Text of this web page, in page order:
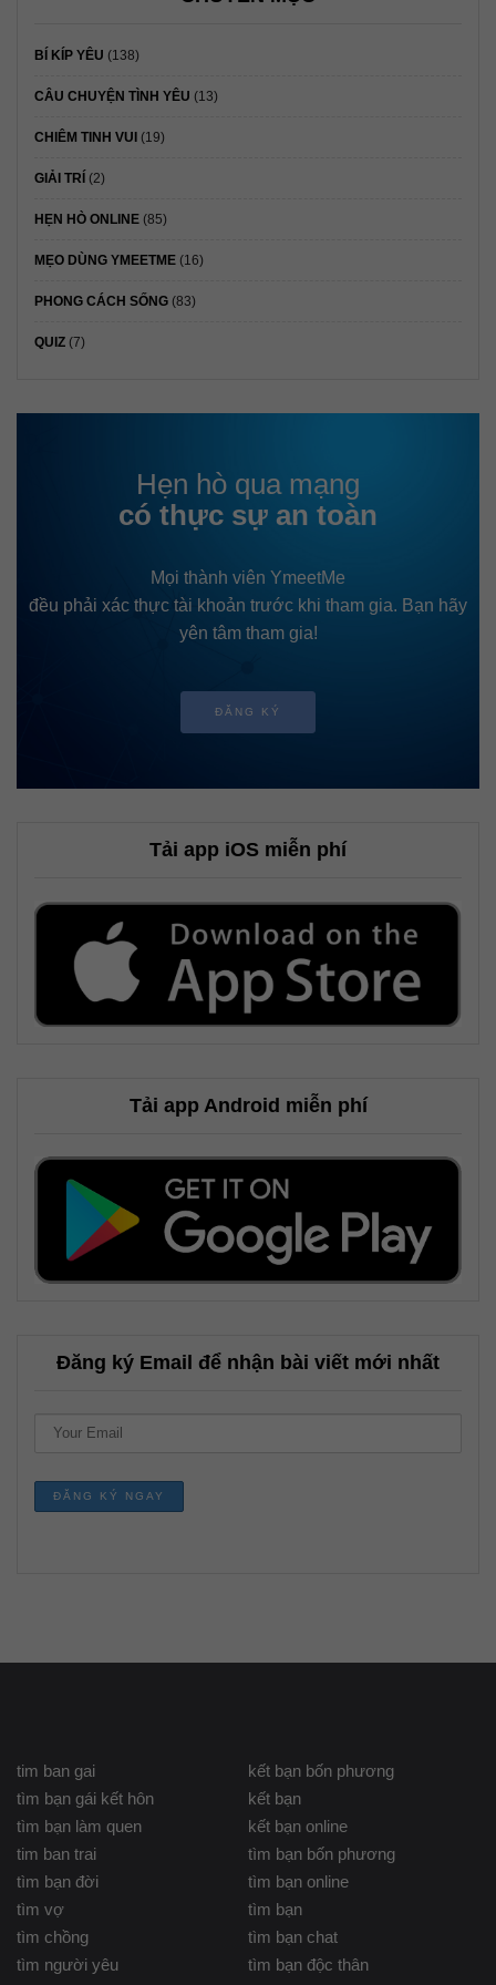
BÍ KÍP YÊU (138)
CÂU CHUYỆN TÌNH YÊU (13)
CHIÊM TINH VUI (19)
GIẢI TRÍ (2)
HẸN HÒ ONLINE (85)
MẸO DÙNG YMEETME (16)
PHONG CÁCH SỐNG (83)
QUIZ (7)
Hẹn hò qua mạng
có thực sự an toàn
Mọi thành viên YmeetMe
đều phải xác thực tài khoản trước khi tham gia. Bạn hãy
yên tâm tham gia!
ĐĂNG KÝ
Tải app iOS miễn phí
Tải app Android miễn phí
Đăng ký Email để nhận bài viết mới nhất
tim ban gai
tìm bạn gái kết hôn
tìm bạn làm quen
tim ban trai
tìm bạn đời
tìm vợ
tìm chồng
tìm người yêu
kết bạn bốn phương
kết bạn
kết bạn online
tìm bạn bốn phương
tìm bạn online
tìm bạn
tìm bạn chat
tìm bạn độc thân